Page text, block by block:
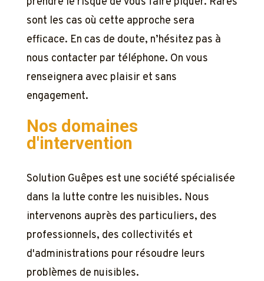
sont les cas où cette approche sera
efficace. En cas de doute, n’hésitez pas à
nous contacter par téléphone. On vous
renseignera avec plaisir et sans
engagement.
Nos domaines
d'intervention
Solution Guêpes est une société spécialisée
dans la lutte contre les nuisibles. Nous
intervenons auprès des particuliers, des
professionnels, des collectivités et
d'administrations pour résoudre leurs
problèmes de nuisibles.